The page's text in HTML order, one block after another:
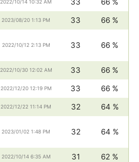
2022/10/14 10:32 AM
2023/08/20 1:13 PM 33 66 %
2022/10/12 2:13 PM 33 66 %
2022/10/30 12:02 AM 33
66 %
2022/12/20 12:19 PM 33
66 %
2022/12/22 11:14 PM 32 64 %
2023/01/02 1:48 PM 32 64 %
2022/10/14 6:35 AM 31 62 %